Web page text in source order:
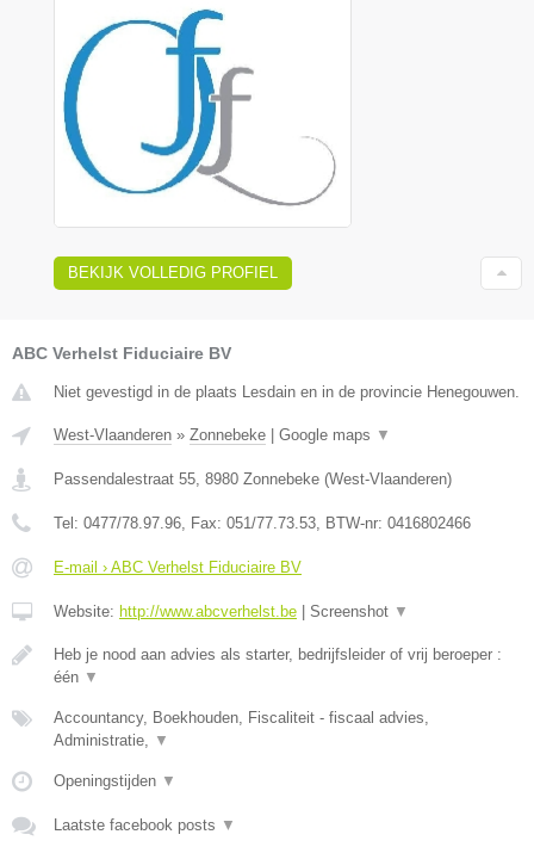
BEKIJK VOLLEDIG PROFIEL
ABC Verhelst Fiduciaire BV
Niet gevestigd in de plaats Lesdain en in de provincie Henegouwen.
West-Vlaanderen » Zonnebeke Google maps ▼
Passendalestraat 55 8980 Zonnebeke (West-Vlaanderen)
Tel: 0477/78.97.96 , Fax: 051/77.73.53 , BTW-nr: 0416802466
E-mail › ABC Verhelst Fiduciaire BV
Website: http://www.abcverhelst.be Screenshot ▼
Heb je nood aan advies als starter, bedrijfsleider of vrij beroeper :
één ▼
Accountancy, Boekhouden, Fiscaliteit - fiscaal advies,
Administratie,
▼
Openingstijden ▼
Laatste facebook posts ▼